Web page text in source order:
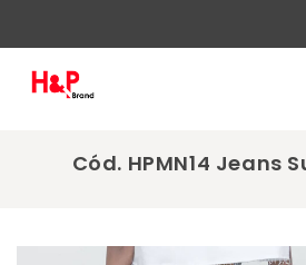
Cód. HPMN14 Jeans